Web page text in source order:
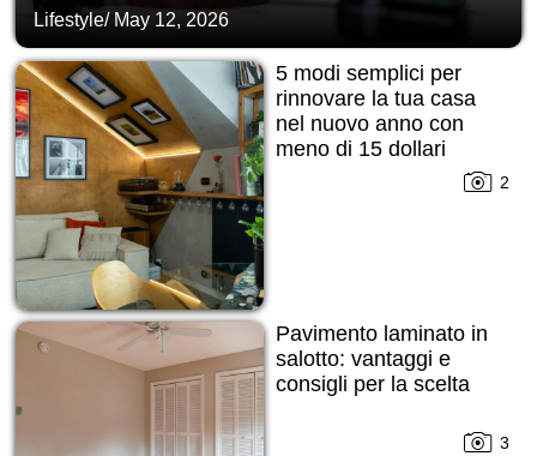
Lifestyle/ May 12, 2026
5 modi semplici per
rinnovare la tua casa
nel nuovo anno con
meno di 15 dollari
2
Pavimento laminato in
salotto: vantaggi e
consigli per la scelta
3